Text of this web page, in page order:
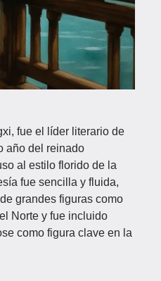
fue el líder literario de
año del reinado
al estilo florido de la
fue sencilla y fluida,
grandes figuras como
Norte y fue incluido
como figura clave en la